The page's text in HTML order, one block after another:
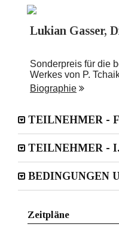
Lukian Gasser,
Sonderpreis für die
Werkes von P.
Biographie
TEILNEHMER -
TEILNEHMER -
BEDINGUNGEN
Zeitpläne